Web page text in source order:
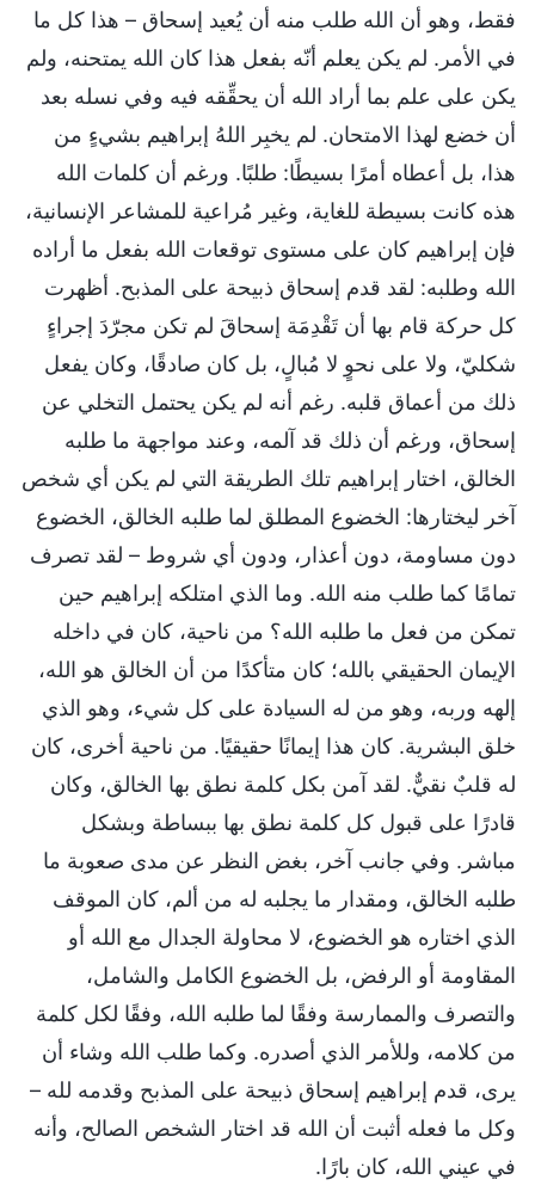
فقط، وهو أن الله طلب منه أن يُعيد إسحاق – هذا كل ما
في الأمر. لم يكن يعلم أنّه بفعل هذا كان الله يمتحنه، ولم
يكن على علم بما أراد الله أن يحقِّقه فيه وفي نسله بعد
أن خضع لهذا الامتحان. لم يخبِر اللهُ إبراهيم بشيءٍ من
هذا، بل أعطاه أمرًا بسيطًا: طلبًا. ورغم أن كلمات الله
هذه كانت بسيطة للغاية، وغير مُراعية للمشاعر الإنسانية،
فإن إبراهيم كان على مستوى توقعات الله بفعل ما أراده
الله وطلبه: لقد قدم إسحاق ذبيحة على المذبح. أظهرت
كل حركة قام بها أن تَقْدِمَة إسحاقَ لم تكن مجرّدَ إجراءٍ
شكليّ، ولا على نحوٍ لا مُبالٍ، بل كان صادقًا، وكان يفعل
ذلك من أعماق قلبه. رغم أنه لم يكن يحتمل التخلي عن
إسحاق، ورغم أن ذلك قد آلمه، وعند مواجهة ما طلبه
الخالق، اختار إبراهيم تلك الطريقة التي لم يكن أي شخص
آخر ليختارها: الخضوع المطلق لما طلبه الخالق، الخضوع
دون مساومة، دون أعذار، ودون أي شروط – لقد تصرف
تمامًا كما طلب منه الله. وما الذي امتلكه إبراهيم حين
تمكن من فعل ما طلبه الله؟ من ناحية، كان في داخله
الإيمان الحقيقي بالله؛ كان متأكدًا من أن الخالق هو الله،
إلهه وربه، وهو من له السيادة على كل شيء، وهو الذي
خلق البشرية. كان هذا إيمانًا حقيقيًا. من ناحية أخرى، كان
له قلبٌ نقيٌّ. لقد آمن بكل كلمة نطق بها الخالق، وكان
قادرًا على قبول كل كلمة نطق بها ببساطة وبشكل
مباشر. وفي جانب آخر، بغض النظر عن مدى صعوبة ما
طلبه الخالق، ومقدار ما يجلبه له من ألم، كان الموقف
الذي اختاره هو الخضوع، لا محاولة الجدال مع الله أو
المقاومة أو الرفض، بل الخضوع الكامل والشامل،
والتصرف والممارسة وفقًا لما طلبه الله، وفقًا لكل كلمة
من كلامه، وللأمر الذي أصدره. وكما طلب الله وشاء أن
يرى، قدم إبراهيم إسحاق ذبيحة على المذبح وقدمه لله –
وكل ما فعله أثبت أن الله قد اختار الشخص الصالح، وأنه
في عيني الله، كان بارًا.